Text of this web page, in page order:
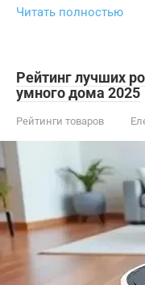
Читать полностью
Рейтинг лучших
умного дома 2025
Рейтинги товаров